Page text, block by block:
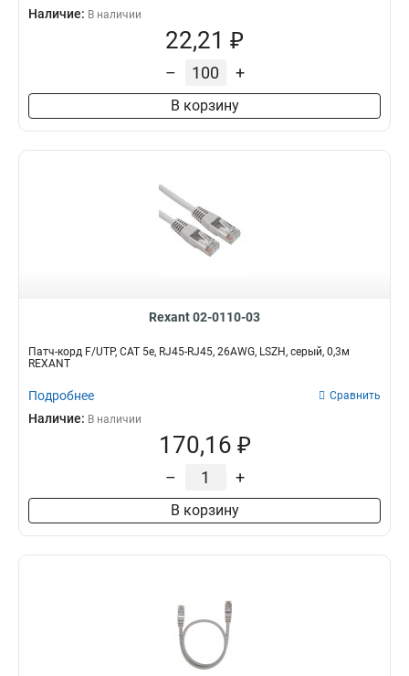
Наличие: В наличии
22,21 ₽
– +
В корзину
Rexant 02-0110-03
Патч-корд F/UTP, CAT 5e, RJ45-RJ45, 26AWG, LSZH, серый, 0,3м
REXANT
Подробнее Сравнить
Наличие: В наличии
170,16 ₽
– +
В корзину